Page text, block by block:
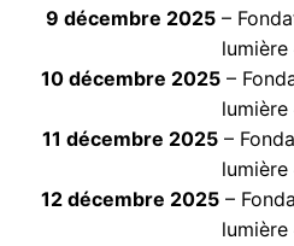
9 décembre 2025–
lumière
10 décembre 2025–
lumière
11 décembre 2025 –
lumière
12 décembre 2025 –
lumière